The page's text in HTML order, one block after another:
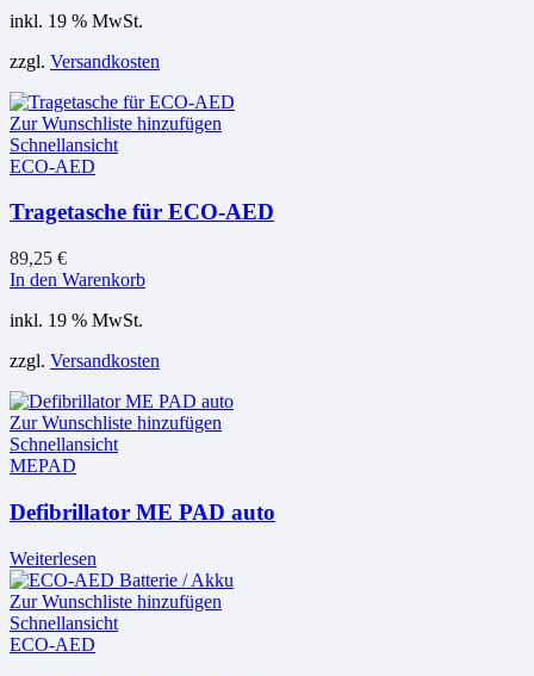
inkl. 19 % MwSt.
zzgl. Versandkosten
Zur Wunschliste hinzufügen
Schnellansicht
ECO-AED
Tragetasche für ECO-AED
89,25 €
In den Warenkorb
inkl. 19 % MwSt.
zzgl. Versandkosten
Zur Wunschliste hinzufügen
Schnellansicht
MEPAD
Defibrillator ME PAD auto
Weiterlesen
Zur Wunschliste hinzufügen
Schnellansicht
ECO-AED